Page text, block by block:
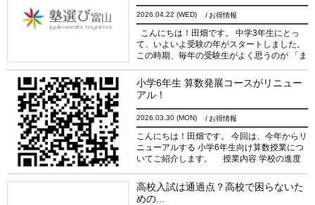
2026.04.22(WED) お得情報
こんにちは！田畑です。 中学3年生にとっ
て、いよいよ受験の年がスタートしました。
この時期、毎年の受験生がよく思うのが 「ま
でいいかな…」という考えです。 ただ、こ
こ... 続きを読む
小学6年生 算数発展コースがリニュー
アル！
2026.03.30(MON) お得情報
こんにちは！田畑です。 今回は、今年からリ
ニューアルする 小学6年生向け算数授業につ
いてご紹介します。 授業内容 学校の進度
っくり理解する授業です。 なぜ... 続きを読
む
高校入試は通過点？高校で困らないた
めの...